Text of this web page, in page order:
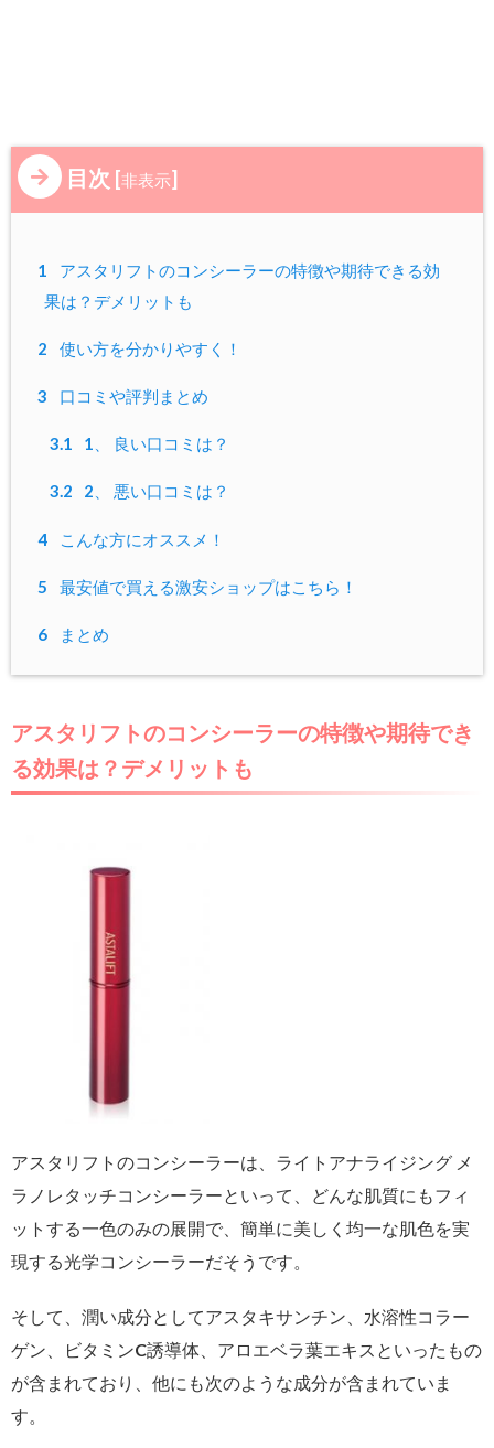
目次 [非表示]
1
アスタリフトのコンシーラーの特徴や期待できる効
果は？デメリットも
2 使い方を分かりやすく！
3 口コミや評判まとめ
3.1 1、 良い口コミは？
3.2 2、 悪い口コミは？
4 こんな方にオススメ！
5 最安値で買える激安ショップはこちら！
6 まとめ
アスタリフトのコンシーラーの特徴や期待でき
る効果は？デメリットも
アスタリフトのコンシーラーは、ライトアナライジング メ
ラノレタッチコンシーラーといって、どんな肌質にもフィ
ットする一色のみの展開で、簡単に美しく均一な肌色を実
現する光学コンシーラーだそうです。
そして、潤い成分としてアスタキサンチン、水溶性コラー
ゲン、ビタミンC誘導体、アロエベラ葉エキスといったもの
が含まれており、他にも次のような成分が含まれていま
す。